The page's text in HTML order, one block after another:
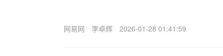
网易网 李卓辉 2026-01-28 01:41:59